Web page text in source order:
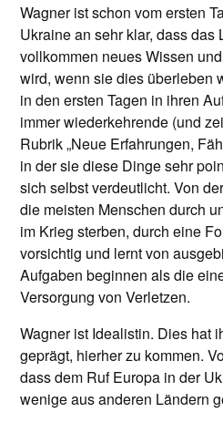
Wagner ist schon vom ersten
Ukraine an sehr klar, dass das
vollkommen neues Wissen
wird, wenn sie dies überleben
in den ersten Tagen in ihren
immer wiederkehrende (und
Rubrik „Neue Erfahrungen,
in der sie diese Dinge sehr
sich selbst verdeutlicht. Von
die meisten Menschen durch
im Krieg sterben, durch eine
vorsichtig und lernt von
Aufgaben beginnen als die
Versorgung von Verletzen.
Wagner ist Idealistin. Dies hat
geprägt, hierher zu kommen.
dass dem Ruf Europa in der
wenige aus anderen Ländern